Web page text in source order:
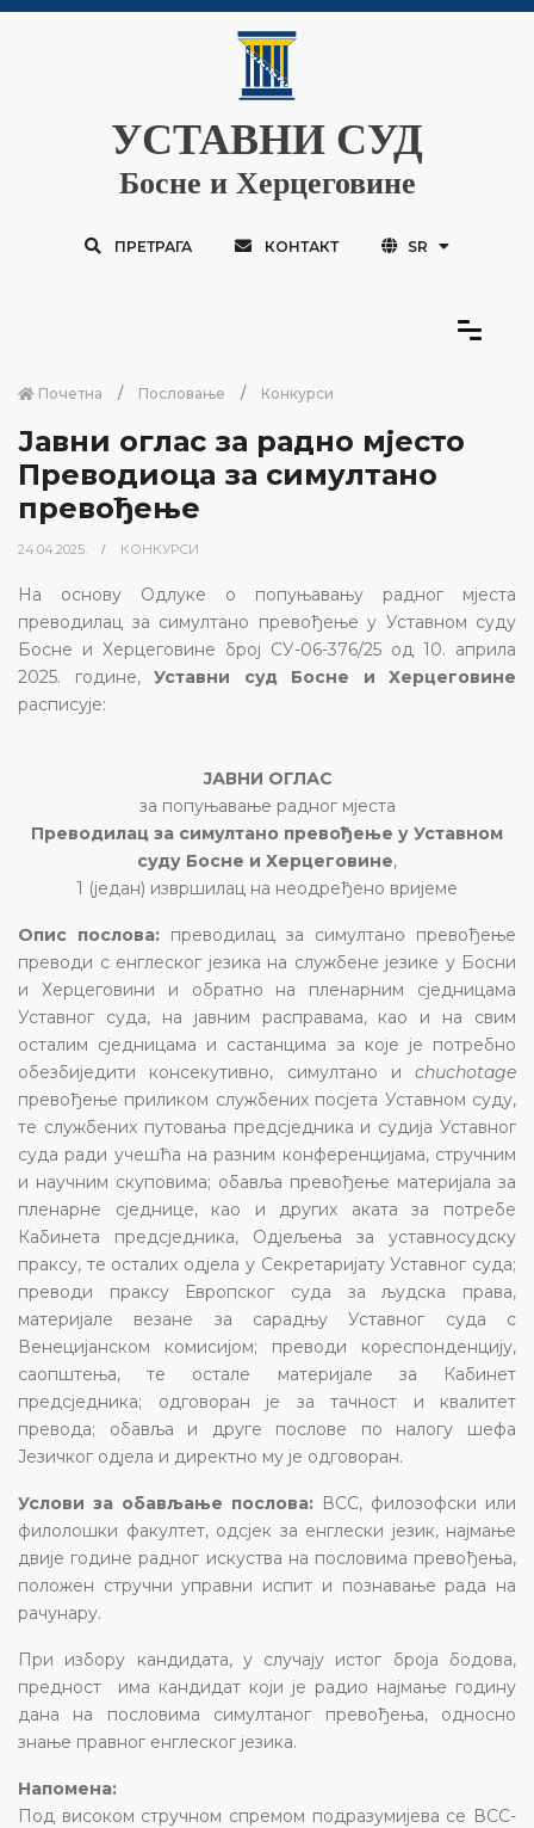
УСТАВНИ СУД
Босне и Херцеговине
ПРЕТРАГА КОНТАКТ SR
Почетна Пословање Конкурси
Јавни оглас за радно мјесто
Преводиоца за симултано
превођење
24.04.2025. КОНКУРСИ
На основу Одлуке о попуњавању радног мјеста
преводилац за симултано превођење у Уставном суду
Босне и Херцеговине број СУ-06-376/25 од 10. априла
2025. године, Уставни суд Босне и Херцеговине
расписује:
ЈАВНИ ОГЛАС
за попуњавање радног мјеста
Преводилац за симултано превођење у Уставном
суду Босне и Херцеговине,
1 (један) извршилац на неодређено вријеме
Опис послова: преводилац за симултано превођење
преводи с енглеског језика на службене језике у Босни
и Херцеговини и обратно на пленарним сједницама
Уставног суда, на јавним расправама, као и на свим
осталим сједницама и састанцима за које је потребно
обезбиједити консекутивно, симултано и chuchotage
превођење приликом службених посјета Уставном суду,
те службених путовања предсједника и судија Уставног
суда ради учешћа на разним конференцијама, стручним
и научним скуповима; обавља превођење материјала за
пленарне сједнице, као и других аката за потребе
Кабинета предсједника, Одјељења за уставносудску
праксу, те осталих одјела у Секретаријату Уставног суда;
преводи праксу Европског суда за људска права,
материјале везане за сарадњу Уставног суда с
Венецијанском комисијом; преводи кореспонденцију,
саопштења, те остале материјале за Кабинет
предсједника; одговоран је за тачност и квалитет
превода; обавља и друге послове по налогу шефа
Језичког одјела и директно му је одговоран.
Услови за обављање послова: ВСС, филозофски или
филолошки факултет, одсјек за енглески језик, најмање
двије године радног искуства на пословима превођења,
положен стручни управни испит и познавање рада на
рачунару.
При избору кандидата, у случају истог броја бодова,
предност има кандидат који је радио најмање годину
дана на пословима симултаног превођења, односно
знање правног енглеског језика.
Напомена:
Под високом стручном спремом подразумијева се ВСС-